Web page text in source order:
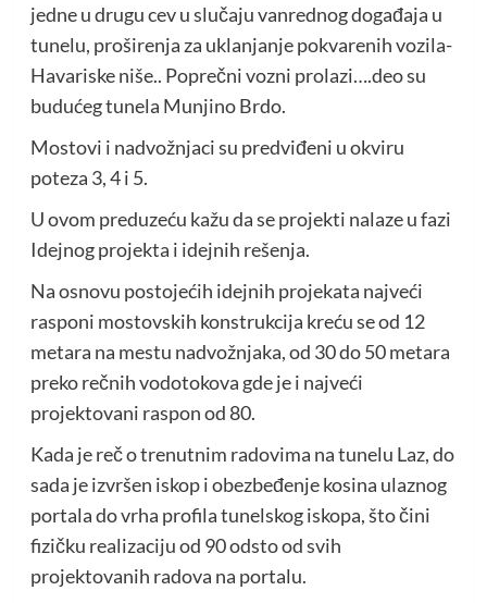
jedne u drugu cev u slučaju vanrednog događaja u
tunelu, proširenja za uklanjanje pokvarenih vozila-
Havariske niše.. Poprečni vozni prolazi….deo su
budućeg tunela Munjino Brdo.
Mostovi i nadvožnjaci su predviđeni u okviru
poteza 3, 4 i 5.
U ovom preduzeću kažu da se projekti nalaze u fazi
Idejnog projekta i idejnih rešenja.
Na osnovu postojećih idejnih projekata najveći
rasponi mostovskih konstrukcija kreću se od 12
metara na mestu nadvožnjaka, od 30 do 50 metara
preko rečnih vodotokova gde je i najveći
projektovani raspon od 80.
Kada je reč o trenutnim radovima na tunelu Laz, do
sada je izvršen iskop i obezbeđenje kosina ulaznog
portala do vrha profila tunelskog iskopa, što čini
fizičku realizaciju od 90 odsto od svih
projektovanih radova na portalu.